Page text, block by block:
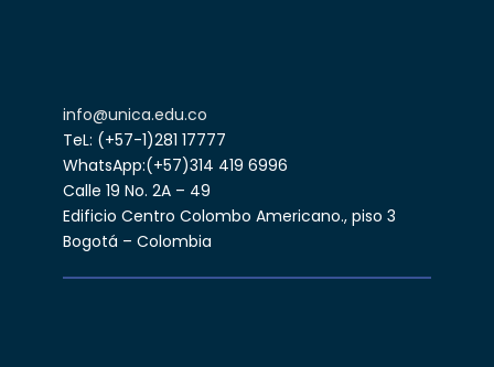
info@unica.edu.co
TeL: (+57-1)281 17777
WhatsApp:(+57)314 419 6996
Calle 19 No. 2A – 49
Edificio Centro Colombo Americano., piso 3
Bogotá – Colombia